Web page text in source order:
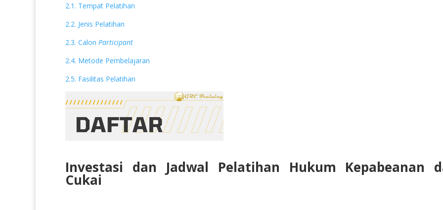
2.1. Tempat Pelatihan
2.2. Jenis Pelatihan
2.3. Calon Participant
2.4. Metode Pembelajaran
2.5. Fasilitas Pelatihan
Investasi dan Jadwal Pelatihan Hukum Kepabeanan
Cukai